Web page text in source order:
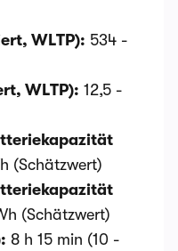
WLTP): 534 -
WLTP): 12,5 -
(Schätzwert)
(Schätzwert)
8 h 15 min (10 -